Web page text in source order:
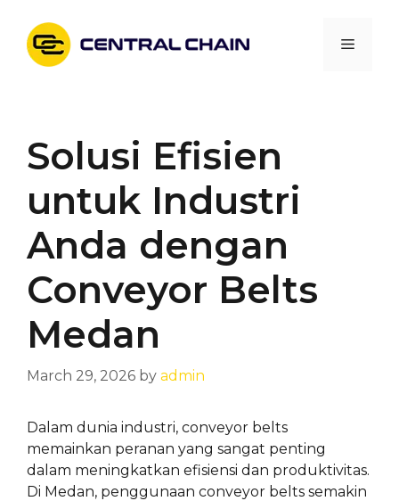
content
Menu
Solusi Efisien
untuk Industri
Anda dengan
Conveyor Belts
Medan
March 29, 2026 by admin
Dalam dunia industri, conveyor belts
memainkan peranan yang sangat penting
dalam meningkatkan efisiensi dan produktivitas.
Di Medan, penggunaan conveyor belts semakin